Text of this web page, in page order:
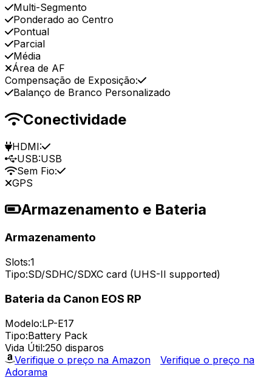
Multi-Segmento
Ponderado ao Centro
Pontual
Parcial
Média
Área de AF
Compensação de Exposição:
Balanço de Branco Personalizado
Conectividade
HDMI:
USB:USB
Sem Fio:
GPS
Armazenamento e Bateria
Armazenamento
Slots:1
Tipo:SD/SDHC/SDXC card (UHS-II supported)
Bateria da Canon EOS RP
Modelo:LP-E17
Tipo:Battery Pack
Vida Útil:250 disparos
Verifique o preço na Amazon
Verifique o preço na
Adorama